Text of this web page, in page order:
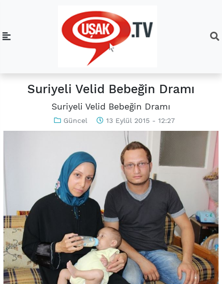
Suriyeli Velid Bebeğin Dramı
Suriyeli Velid Bebeğin Dramı
Güncel 13 Eylül 2015 - 12:27